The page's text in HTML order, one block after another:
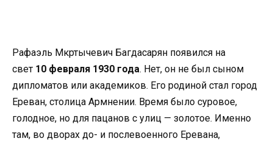
Рафаэль Мкртычевич Багдасарян появился на
свет 10 февраля 1930 года. Нет, он не был сыном
дипломатов или академиков. Его родиной стал город
Ереван, столица Армнении. Время было суровое,
голодное, но для пацанов с улиц — золотое. Именно
там, во дворах до- и послевоенного Еревана,